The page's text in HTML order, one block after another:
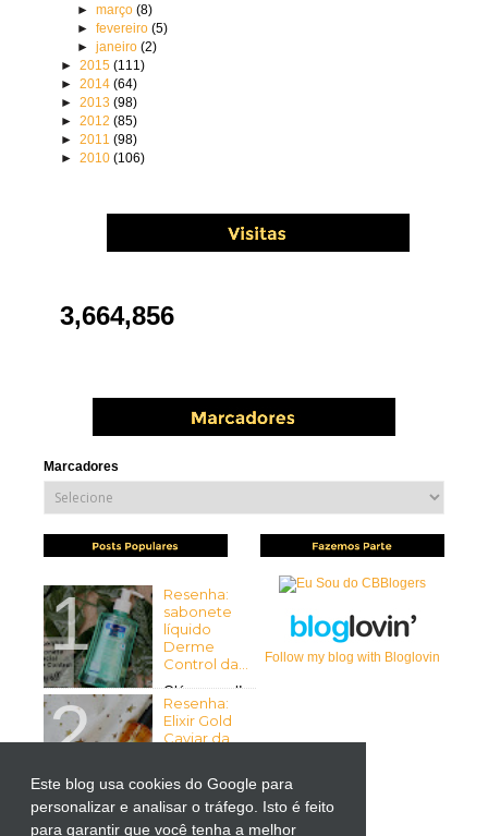
Este blog usa cookies do Google para
personalizar e analisar o tráfego. Isto é feito
para garantir que você tenha a melhor
► março (8)
► fevereiro (5)
► janeiro (2)
►2015(111)
►2014(64)
►2013(98)
►2012(85)
►2011(98)
►2010(106)
3,664,856
Marcadores
Resenha:
sabonete
líquido
Derme
Control da...
Olá pessoal!
Tudo bem com vocês? Espero
que sim ...
Resenha:
Elixir Gold
Caviar da
Olá pessoal!
Tudo bem
com vocês? Espero que sim! ...
Resenha:
Liftactiv
Follow my blog with Bloglovin